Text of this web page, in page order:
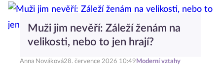
Muži jim nevěří: Záleží ženám na
velikosti, nebo to jen hrají?
Anna Nováková28. července 2026 10:49 Moderní vztahy